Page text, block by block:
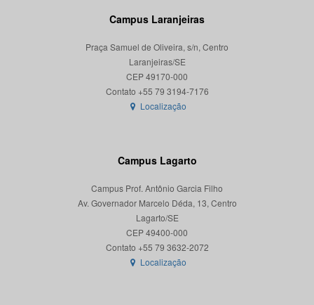
Campus Laranjeiras
Praça Samuel de Oliveira, s/n, Centro
Laranjeiras/SE
CEP 49170-000
Localização
Campus Lagarto
Campus Prof. Antônio Garcia Filho
Av. Governador Marcelo Déda, 13, Centro
Lagarto/SE
CEP 49400-000
Localização